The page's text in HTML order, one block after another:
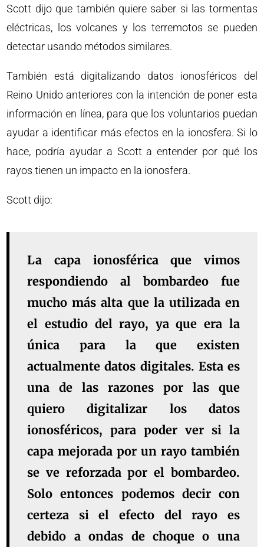
Scott dijo que también quiere saber si las tormentas
eléctricas, los volcanes y los terremotos se pueden
detectar usando métodos similares.
También está digitalizando datos ionosféricos del
Reino Unido anteriores con la intención de poner esta
información en línea, para que los voluntarios puedan
ayudar a identificar más efectos en la ionosfera. Si lo
hace, podría ayudar a Scott a entender por qué los
rayos tienen un impacto en la ionosfera.
Scott dijo:
La capa ionosférica que vimos
respondiendo al bombardeo fue
mucho más alta que la utilizada en
el estudio del rayo, ya que era la
única para la que existen
actualmente datos digitales. Esta es
una de las razones por las que
quiero digitalizar los datos
ionosféricos, para poder ver si la
capa mejorada por un rayo también
se ve reforzada por el bombardeo.
Solo entonces podemos decir con
certeza si el efecto del rayo es
debido a ondas de choque o una